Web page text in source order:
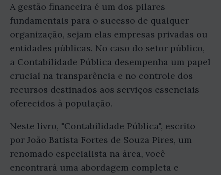
A gestão financeira é um dos pilares
fundamentais para o sucesso de qualquer
organização, sejam elas empresas privadas ou
entidades públicas. No caso do setor público,
a Contabilidade Pública desempenha um papel
crucial na transparência e no controle dos
recursos destinados aos serviços essenciais
oferecidos à população.
Neste livro, "Contabilidade Pública", escrito
por João Batista Fortes de Souza Pires, um
renomado especialista na área, você
encontrará uma abordagem completa e